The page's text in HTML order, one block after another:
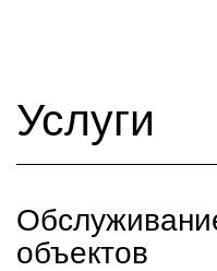
Услуги
объектов